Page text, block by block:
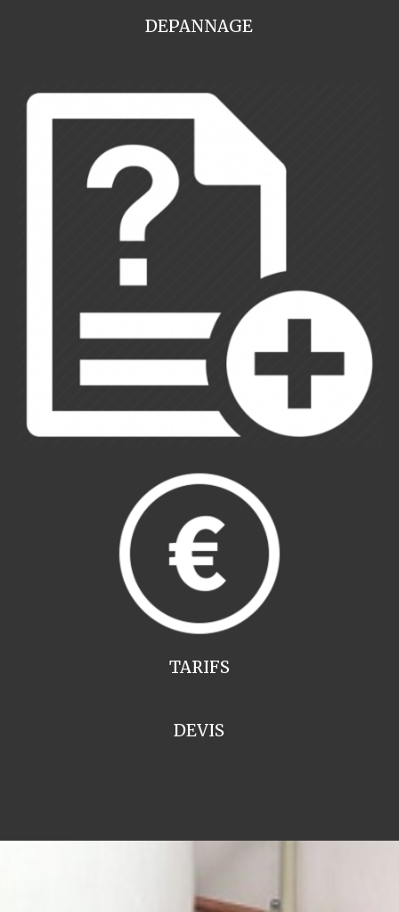
DEPANNAGE
TARIFS
DEVIS